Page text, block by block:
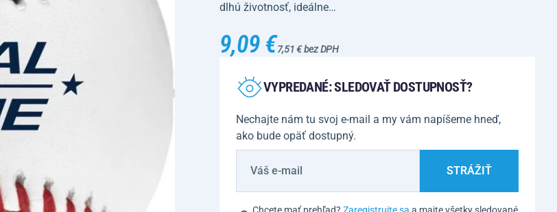
dlhú životnosť, ideálne…
9,09 €7,51 € bez DPH
VYPREDANÉ: SLEDOVAŤ DOSTUPNOSŤ?
Nechajte nám tu svoj e-mail a my vám napíšeme hneď,
ako bude opäť dostupný.
STRÁŽIŤ